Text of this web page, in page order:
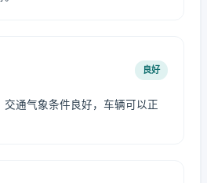
良好
交通气象条件良好，车辆可以正